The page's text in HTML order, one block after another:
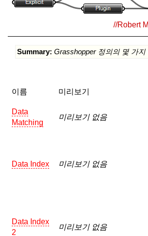
//Robert
Summary: Grasshopper 정의의 몇 가지
이름 미리보기
Data
Matching
미리보기 없음
Data Index 미리보기 없음
Data Index
2
미리보기 없음